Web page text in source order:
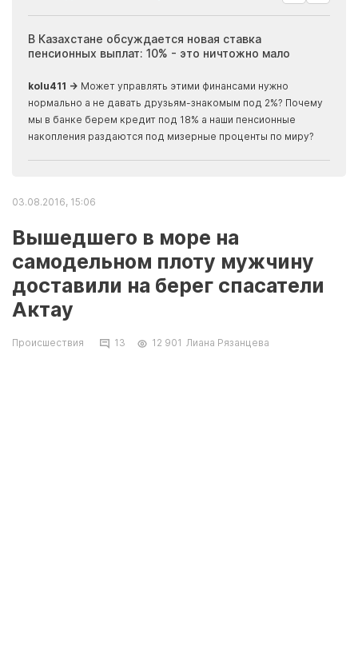
В Казахстане обсуждается новая ставка
пенсионных выплат: 10% - это ничтожно мало
kolu411 → Может управлять этими финансами нужно
нормально а не давать друзьям-знакомым под 2%? Почему
мы в банке берем кредит под 18% а наши пенсионные
накопления раздаются под мизерные проценты по миру?
03.08.2016, 15:06
Вышедшего в море на
самодельном плоту мужчину
доставили на берег спасатели
Актау
Происшествия 13 12 901 Лиана Рязанцева